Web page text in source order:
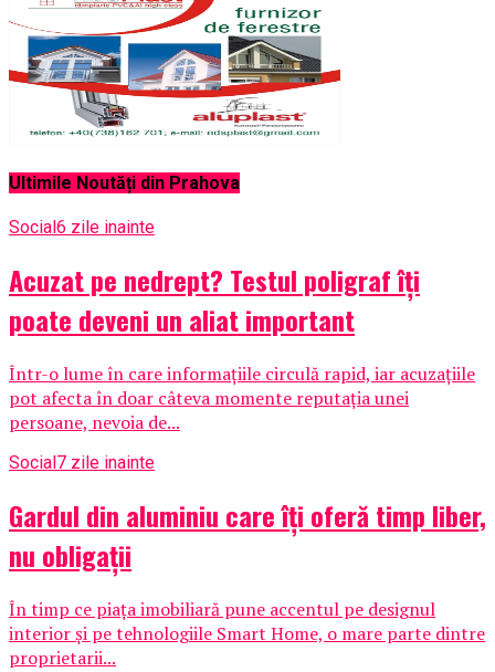
Ultimile Noutăți din Prahova
Social 6 zile inainte
Acuzat pe nedrept? Testul poligraf îţi
poate deveni un aliat important
Într-o lume în care informațiile circulă rapid, iar acuzațiile
pot afecta în doar câteva momente reputația unei
persoane, nevoia de...
Social7 zile inainte
Gardul din aluminiu care îți oferă timp liber,
nu obligații
În timp ce piața imobiliară pune accentul pe designul
interior și pe tehnologiile Smart Home, o mare parte dintre
proprietarii...